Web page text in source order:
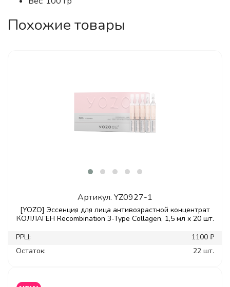
Похожие товары
Артикул. YZ0927-1
[YOZO] Эссенция для лица антивозрастной концентрат
КОЛЛАГЕН Recombination 3-Type Collagen, 1,5 мл х 20 шт.
РРЦ:
1100 ₽
Остаток:
22 шт.